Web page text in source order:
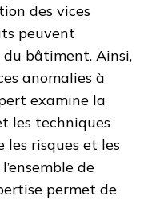
des vices
peuvent
bâtiment. Ainsi,
anomalies à
examine la
les techniques
les risques et les
de
permet de